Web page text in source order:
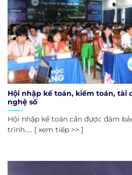
Hội nhập kế toán, kiểm toán, tài
nghệ số
Hội nhập kế toán cần được đảm
trình..... [ xem tiếp >> ]